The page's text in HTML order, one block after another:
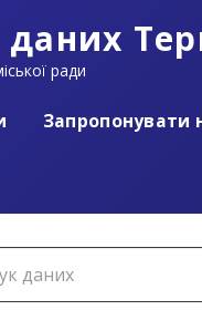
ради
Запропонувати